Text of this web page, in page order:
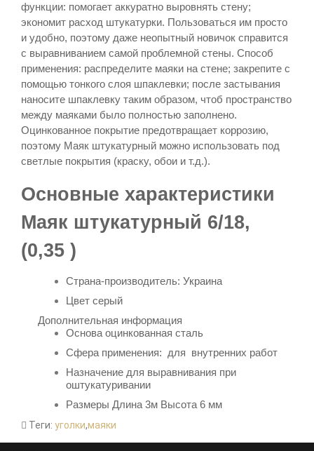
функции: помогает аккуратно выровнять стену;
экономит расход штукатурки. Пользоваться им просто
и удобно, поэтому даже неопытный новичок справится
с выравниванием самой проблемной стены. Способ
применения: распределите маяки на стене; закрепите с
помощью тонкого слоя шпаклевки; после застывания
наносите шпаклевку таким образом, чтоб пространство
между маяками было полностью заполнено.
Оцинкованное покрытие предотвращает коррозию,
поэтому Маяк штукатурный можно использовать под
светлые покрытия (краску, обои и т.д.).​
Основные характеристики
Маяк штукатурный 6/18,
(0,35 )
Страна-производитель: Украина
Цвет серый
Дополнительная информация
Основа оцинкованная сталь
Сфера применения: для внутренних работ
Назначение для выравнивания при
оштукатуривании
Размеры Длина 3м Высота 6 мм
Теги: уголки,маяки